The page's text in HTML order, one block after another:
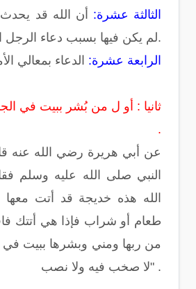
الثالثة عشرة: أن الله قد
لم يكن فيها بسبب دعاء الرجل الصالح.
الرابعة عشرة: الدعاء بمعالي
ثانيا : أو ل من بُشر ببيت في
.
النبي صلى الله عليه وسلم
الله هذه خديجة قد أتت معها
طعام أو شراب فإذا هي أتتك
من ربها ومني وبشرها ببيت
لا صخب فيه ولا نصب" .